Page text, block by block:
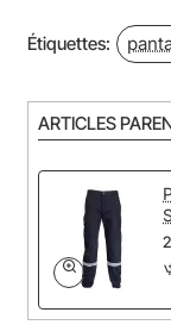
Étiquettes:
ARTICLES